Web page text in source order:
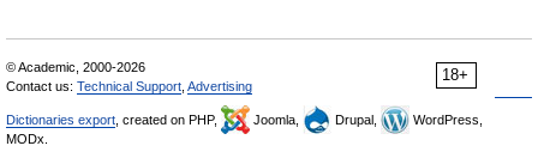
18+
© Academic, 2000-2026
Contact us: Technical Support Advertising
Dictionaries export , created on PHP, Joomla, Drupal,
WordPress,
MODx.